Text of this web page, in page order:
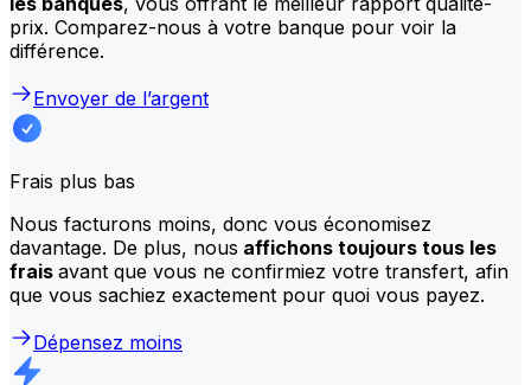
prix. Comparez-nous à votre banque pour voir la
différence.
Envoyer de l’argent
Frais plus bas
Nous facturons moins, donc vous économisez
davantage. De plus, nous affichons toujours tous les
frais avant que vous ne confirmiez votre transfert, afin
que vous sachiez exactement pour quoi vous payez.
Dépensez moins